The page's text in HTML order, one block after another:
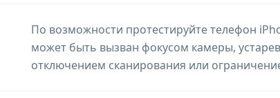
По возможности протестируйте телефон
может быть вызван фокусом камеры,
отключением сканирования или